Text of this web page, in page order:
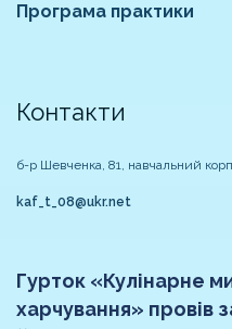
Програма практики
Контакти
б-р Шевченка, 81, навчальний
kaf_t_08@ukr.net
Гурток «Кулінарне
харчування» провів